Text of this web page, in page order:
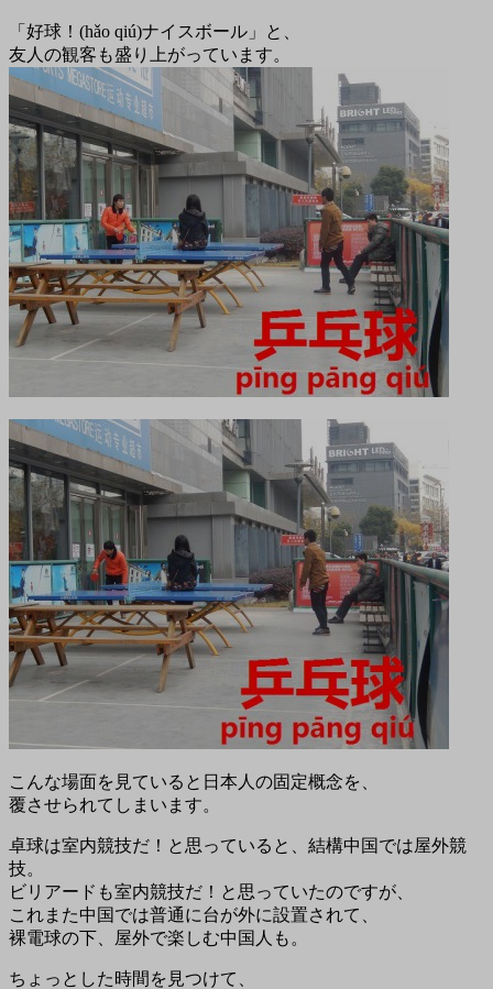
「好球！(hǎo qiú)ナイスボール」と、
友人の観客も盛り上がっています。
こんな場面を見ていると日本人の固定概念を、
覆させられてしまいます。
卓球は室内競技だ！と思っていると、結構中国では屋外競
技。
ビリアードも室内競技だ！と思っていたのですが、
これまた中国では普通に台が外に設置されて、
裸電球の下、屋外で楽しむ中国人も。
ちょっとした時間を見つけて、